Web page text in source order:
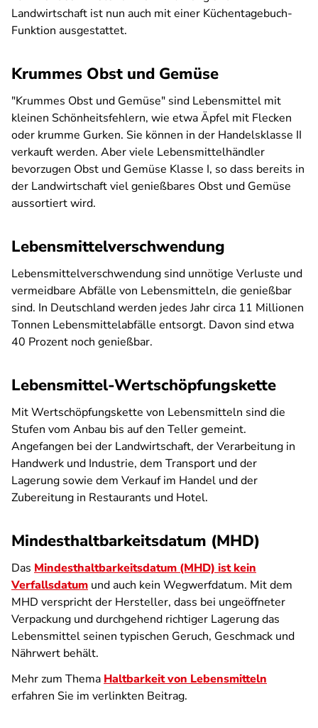
Landwirtschaft ist nun auch mit einer Küchentagebuch-
Funktion ausgestattet.
Krummes Obst und Gemüse
"Krummes Obst und Gemüse" sind Lebensmittel mit
kleinen Schönheitsfehlern, wie etwa Äpfel mit Flecken
oder krumme Gurken. Sie können in der Handelsklasse II
verkauft werden. Aber viele Lebensmittelhändler
bevorzugen Obst und Gemüse Klasse I, so dass bereits in
der Landwirtschaft viel genießbares Obst und Gemüse
aussortiert wird.
Lebensmittelverschwendung
Lebensmittelverschwendung sind unnötige Verluste und
vermeidbare Abfälle von Lebensmitteln, die genießbar
sind. In Deutschland werden jedes Jahr circa 11 Millionen
Tonnen Lebensmittelabfälle entsorgt. Davon sind etwa
40 Prozent noch genießbar.
Lebensmittel-Wertschöpfungskette
Mit Wertschöpfungskette von Lebensmitteln sind die
Stufen vom Anbau bis auf den Teller gemeint.
Angefangen bei der Landwirtschaft, der Verarbeitung in
Handwerk und Industrie, dem Transport und der
Lagerung sowie dem Verkauf im Handel und der
Zubereitung in Restaurants und Hotel.
Mindesthaltbarkeitsdatum (MHD)
Das Mindesthaltbarkeitsdatum (MHD) ist kein
Verfallsdatum und auch kein Wegwerfdatum. Mit dem
MHD verspricht der Hersteller, dass bei ungeöffneter
Verpackung und durchgehend richtiger Lagerung das
Lebensmittel seinen typischen Geruch, Geschmack und
Nährwert behält.
Mehr zum Thema Haltbarkeit von Lebensmitteln
erfahren Sie im verlinkten Beitrag.